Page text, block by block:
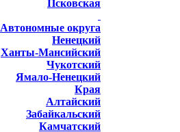
Псковская
Автономные округа
Ненецкий
Ханты-Мансийский
Чукотский
Ямало-Ненецкий
Края
Алтайский
Забайкальский
Камчатский